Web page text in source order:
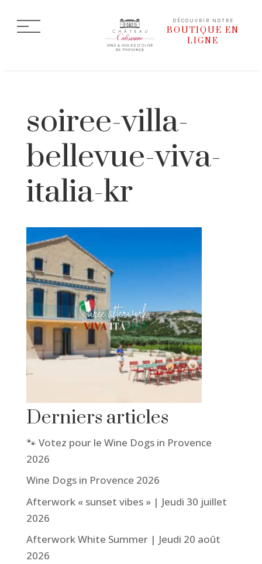
DÉCOUVRIR NOTRE
BOUTIQUE EN
LIGNE
soiree-villa-
bellevue-viva-
italia-kr
Derniers articles
🐾 Votez pour le Wine Dogs in Provence
2026
Wine Dogs in Provence 2026
Afterwork « sunset vibes » | Jeudi 30 juillet
2026
Afterwork White Summer | Jeudi 20 août
2026